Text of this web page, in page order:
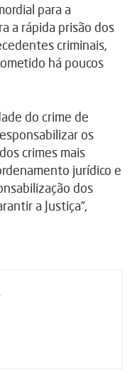
para a
a rápida prisão dos
criminais,
há poucos
do crime de
os
crimes mais
jurídico e
dos
a Justiça”,